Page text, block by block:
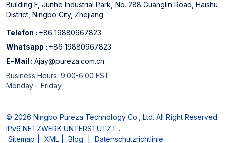
Building F, Junhe Industrial Park, No. 288 Guanglin Road, Haishu
District, Ningbo City, Zhejiang
Telefon : +86 19880967823
Whatsapp : +86 19880967823
E-Mail : Ajay@pureza.com.cn
Business Hours: 9:00-6:00 EST
Monday – Friday
© 2026 Ningbo Pureza Technology Co., Ltd. All Right Reserved.
IPv6 NETZWERK UNTERSTÜTZT .
Sitemap
XML Blog Datenschutzrichtlinie